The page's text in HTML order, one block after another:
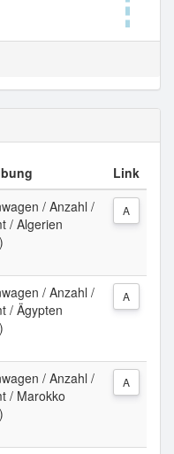
Link
/ Anzahl /
/ Algerien
A
/ Anzahl /
/ Ägypten
A
/ Anzahl /
/ Marokko
A